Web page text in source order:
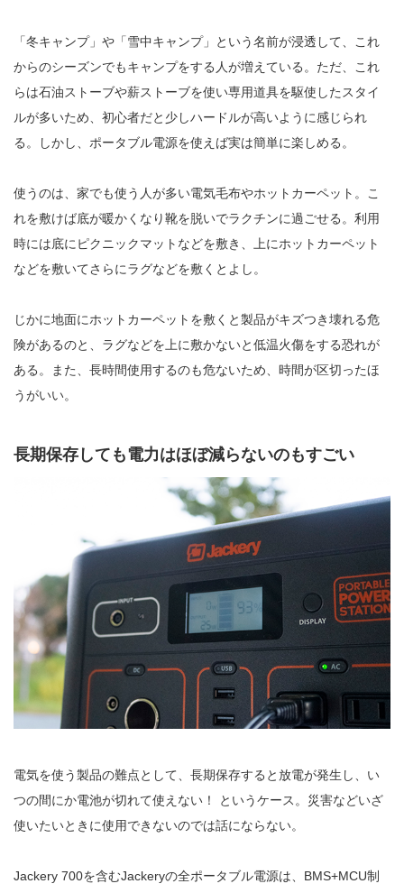
「冬キャンプ」や「雪中キャンプ」という名前が浸透して、これ
からのシーズンでもキャンプをする人が増えている。ただ、これ
らは石油ストーブや薪ストーブを使い専用道具を駆使したスタイ
ルが多いため、初心者だと少しハードルが高いように感じられ
る。しかし、ポータブル電源を使えば実は簡単に楽しめる。
使うのは、家でも使う人が多い電気毛布やホットカーペット。こ
れを敷けば底が暖かくなり靴を脱いでラクチンに過ごせる。利用
時には底にピクニックマットなどを敷き、上にホットカーペット
などを敷いてさらにラグなどを敷くとよし。
じかに地面にホットカーペットを敷くと製品がキズつき壊れる危
険があるのと、ラグなどを上に敷かないと低温火傷をする恐れが
ある。また、長時間使用するのも危ないため、時間が区切ったほ
うがいい。
長期保存しても電力はほぼ減らないのもすごい
電気を使う製品の難点として、長期保存すると放電が発生し、い
つの間にか電池が切れて使えない！ というケース。災害などいざ
使いたいときに使用できないのでは話にならない。
Jackery 700を含むJackeryの全ポータブル電源は、BMS+MCU制